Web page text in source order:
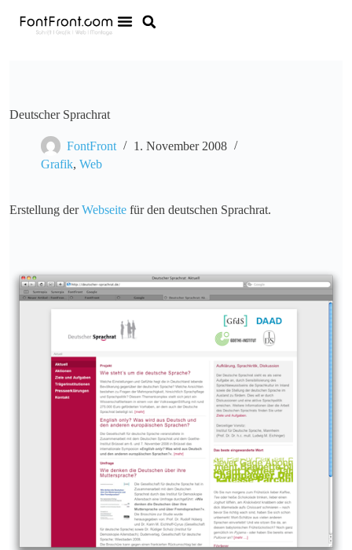
Deutscher Sprachrat
FontFront
1. November 2008
Grafik, Web
Erstellung derWebseite für den deutschen Sprachrat.